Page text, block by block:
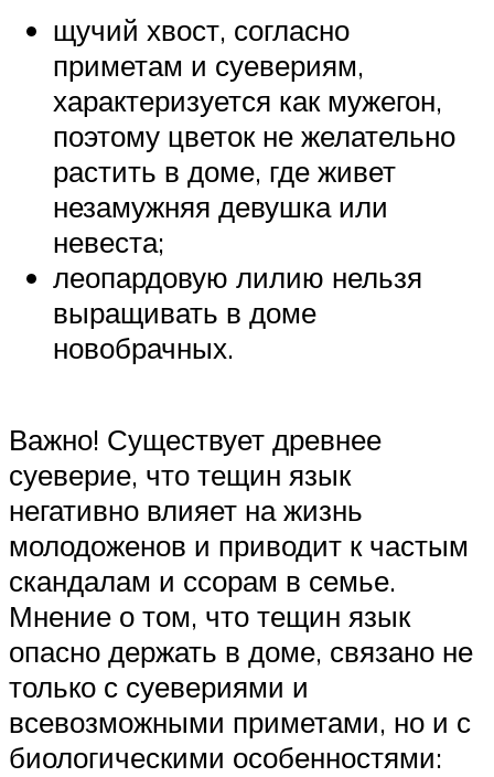
щучий хвост, согласно
приметам и суевериям,
характеризуется как мужегон,
поэтому цветок не желательно
растить в доме, где живет
незамужняя девушка или
невеста;
леопардовую лилию нельзя
выращивать в доме
новобрачных.
Важно! Существует древнее
суеверие, что тещин язык
негативно влияет на жизнь
молодоженов и приводит к частым
скандалам и ссорам в семье.
Мнение о том, что тещин язык
опасно держать в доме, связано не
только с суевериями и
всевозможными приметами, но и с
биологическими особенностями: